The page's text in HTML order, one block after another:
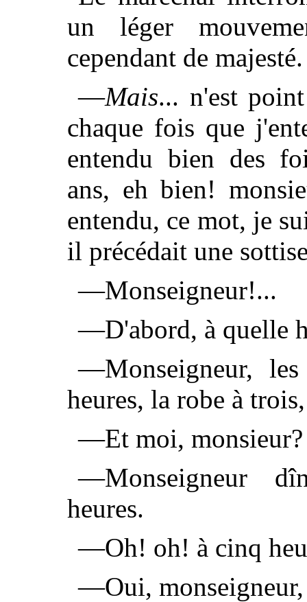
un léger
cependant de majesté.
—Mais... n'est
chaque fois que
entendu bien des
ans, eh bien!
entendu, ce mot, je
il précédait une
—Monseigneur!...
—D'abord, à quelle
—Monseigneur,
heures, la robe à
—Et moi, monsieur?
—Monseigneur
heures.
—Oh! oh! à cinq
—Oui,